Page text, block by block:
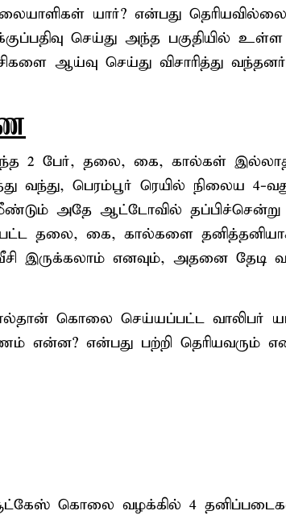
யார்? என்பது தெரியவில்லை.
செய்து அந்த பகுதியில்
ஆய்வு செய்து விசாரித்து
2 பேர், தலை, கை, கால்கள்
வந்து, பெரம்பூர் ரெயில் நிலைய 4-
மீண்டும் அதே ஆட்டோவில் தப்பிச்சென்று
தலை, கை, கால்களை
இருக்கலாம் எனவும், அதனை தேடி
கொலை செய்யப்பட்ட வாலிபர்
என்ன? என்பது பற்றி தெரியவரும்
கொலை வழக்கில் 4